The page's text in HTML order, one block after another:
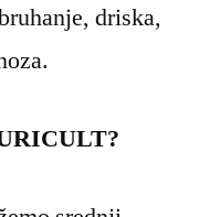
driska,